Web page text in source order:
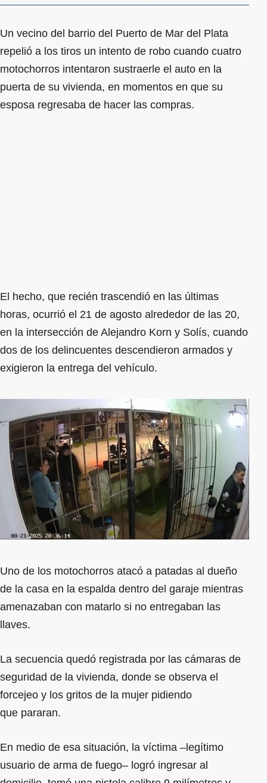
Un vecino del barrio del Puerto de Mar del Plata
repelió a los tiros un intento de robo cuando cuatro
motochorros intentaron sustraerle el auto en la
puerta de su vivienda, en momentos en que su
esposa regresaba de hacer las compras.
El hecho, que recién trascendió en las últimas
horas, ocurrió el 21 de agosto alrededor de las 20,
en la intersección de Alejandro Korn y Solís, cuando
dos de los delincuentes descendieron armados y
exigieron la entrega del vehículo.
Uno de los motochorros atacó a patadas al dueño
de la casa en la espalda dentro del garaje mientras
amenazaban con matarlo si no entregaban las
llaves.
La secuencia quedó registrada por las cámaras de
seguridad de la vivienda, donde se observa el
forcejeo y los gritos de la mujer pidiendo
que pararan.
En medio de esa situación, la víctima –legítimo
usuario de arma de fuego– logró ingresar al